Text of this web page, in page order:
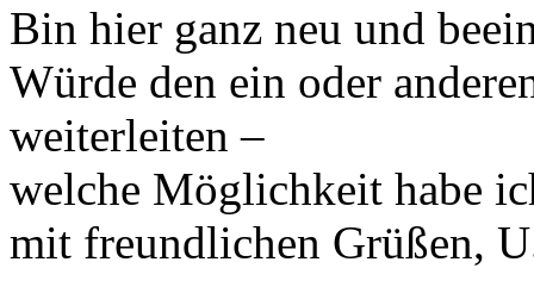
Bin hier ganz neu und
Würde den ein oder
weiterleiten –
welche Möglichkeit habe
mit freundlichen Grüßen,